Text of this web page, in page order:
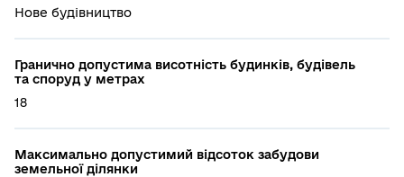
Нове будівництво
Гранично допустима висотність будинків, будівель
та споруд у метрах
18
Максимально допустимий відсоток забудови
земельної ділянки